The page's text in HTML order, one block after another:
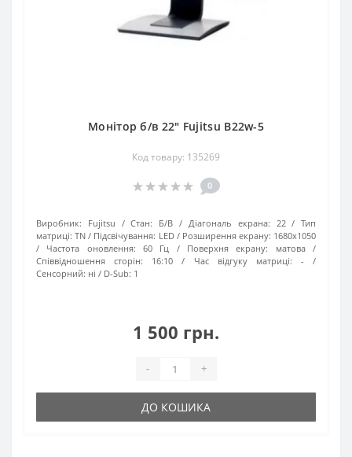
Монітор б/в 22" Fujitsu B22w-5
Код товару: 135269
0
Виробник: Fujitsu Стан: Б/В Діагональ екрана: 22
Тип
матриці: TN Підсвічування: LED Розширення екрану: 1680х1050
Частота оновлення:
60 Гц Поверхня екрану:
матова
Співвідношення сторін:
16:10 Час відгуку матриці:
-
Сенсорний: ні D-Sub: 1
1 500 грн.
- +
ДО КОШИКА